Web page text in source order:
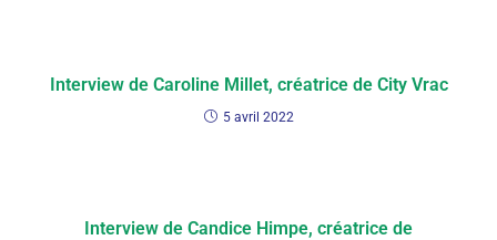
Interview de Caroline Millet, créatrice de City Vrac
5 avril 2022
Interview de Candice Himpe, créatrice de